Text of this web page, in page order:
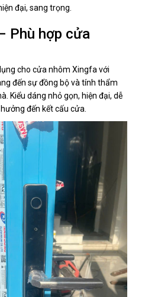
đại, sang trọng.
Phù hợp cửa
cho cửa nhôm Xingfa với
đến sự đồng bộ và tính thẩm
Kiểu dáng nhỏ gọn, hiện đại, dễ
đến kết cấu cửa.